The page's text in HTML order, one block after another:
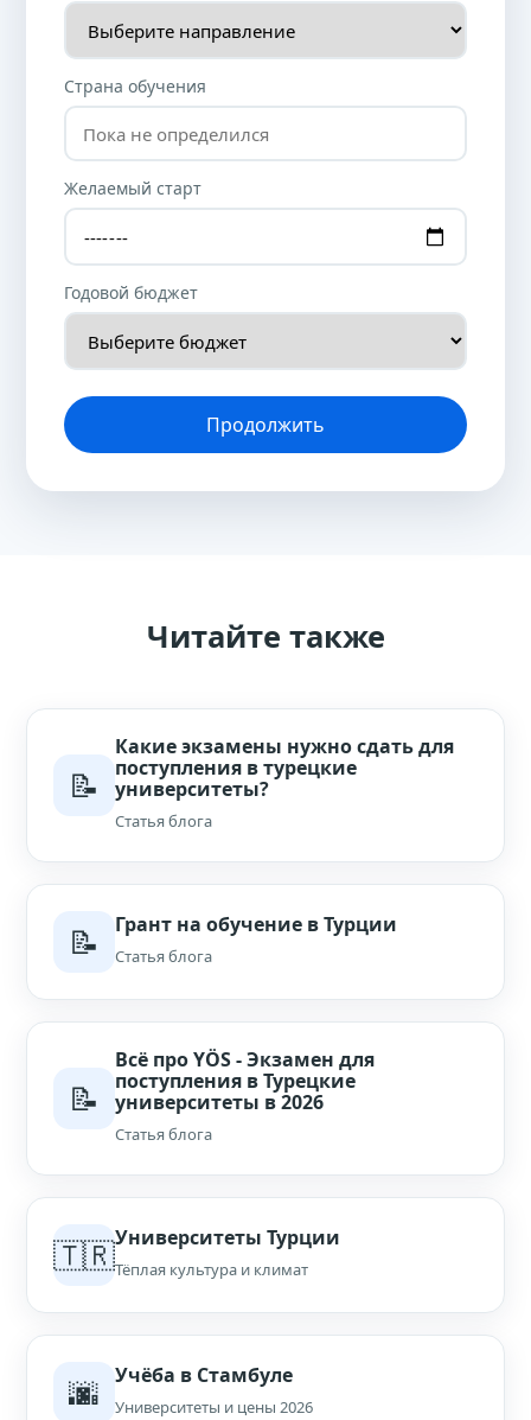
Страна обучения
Желаемый старт
Годовой бюджет
Продолжить
Читайте также
📝
Какие экзамены нужно сдать для
поступления в турецкие
университеты?
Статья блога
📝 Грант на обучение в Турции
Статья блога
📝
Всё про YÖS - Экзамен для
поступления в Турецкие
университеты в 2026
Статья блога
🇹🇷Университеты Турции
Тёплая культура и климат
🌆 Учёба в Стамбуле
Университеты и цены 2026